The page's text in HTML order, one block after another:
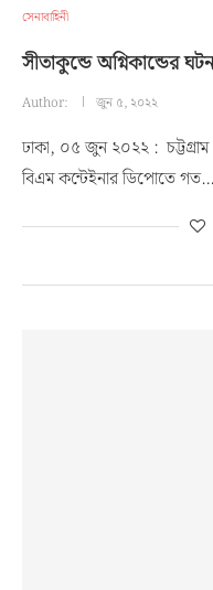
সেনাবাহিনী
সীতাকুন্ডে অগ্নিকান্ডের
Author: জুন ৫, ২০২২
ঢাকা, ০৫ জুন ২০২২ : চট্টগ্রাম
বিএম কন্টেইনার ডিপোতে গত…